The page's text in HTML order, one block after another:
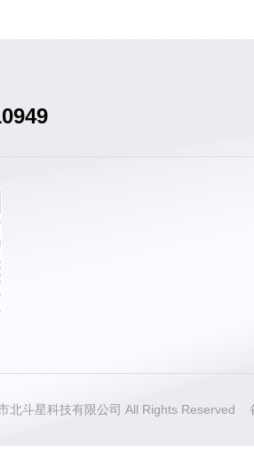
北斗星科技有限公司 All Rights Reserved